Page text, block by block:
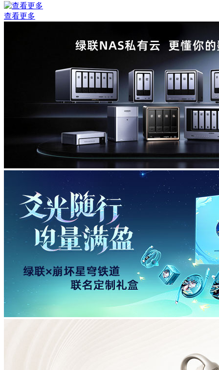
查看更多